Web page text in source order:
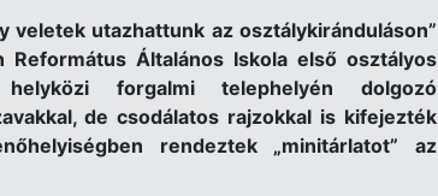
veletek utazhattunk az osztálykiránduláson”
Református Általános Iskola első osztályos
özi forgalmi telephelyén dolgozó
de csodálatos rajzokkal is kifejezték
égben rendeztek „minitárlatot” az